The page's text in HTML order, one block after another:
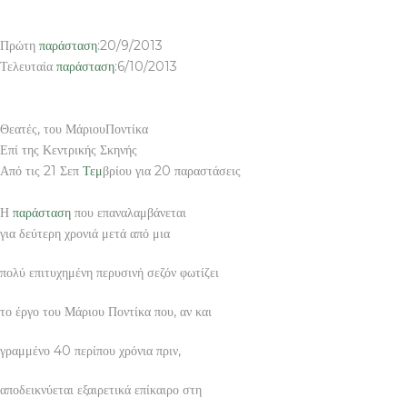
Πρώτη παράσταση:20/9/2013
Τελευταία παράσταση:6/10/2013
Θεατές, του ΜάριουΠοντίκα
Επί της Κεντρικής Σκηνής
Από τις 21 Σεπ Τεμβρίου για 20 παραστάσεις
Η παράσταση που επαναλαμβάνεται
για δεύτερη χρονιά μετά από μια
πολύ επιτυχημένη περυσινή σεζόν φωτίζει
το έργο του Μάριου Ποντίκα που, αν και
γραμμένο 40 περίπου χρόνια πριν,
αποδεικνύεται εξαιρετικά επίκαιρο στη